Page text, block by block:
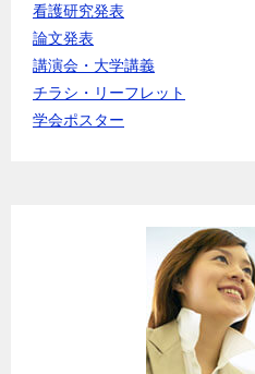
看護研究発表
論文発表
講演会・大学講義
チラシ・リーフレット
学会ポスター